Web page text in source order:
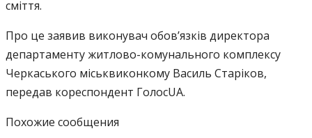
сміття.
Про це заявив виконувач обов’язків директора
департаменту житлово-комунального комплексу
Черкаського міськвиконкому Василь Старіков,
передав кореспондент ГолосUA.
Похожие сообщения